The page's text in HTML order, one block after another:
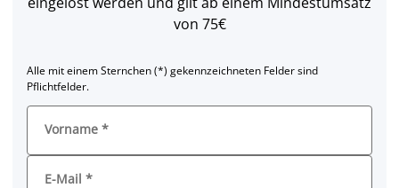
von 75€
Alle mit einem Sternchen (*) gekennzeichneten Felder sind
Pflichtfelder.
Vorname *
E-Mail *